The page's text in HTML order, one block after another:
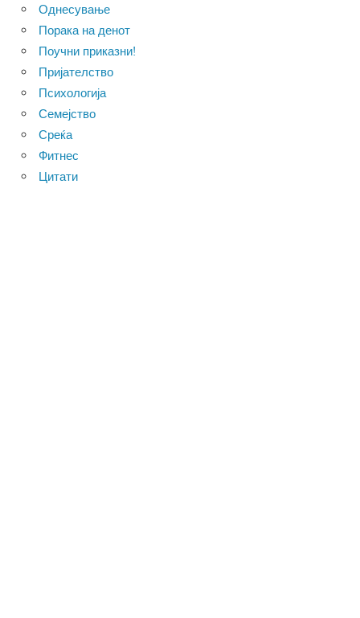
Однесување
Порака на денот
Поучни приказни!
Пријателство
Психологија
Семејство
Среќа
Фитнес
Цитати